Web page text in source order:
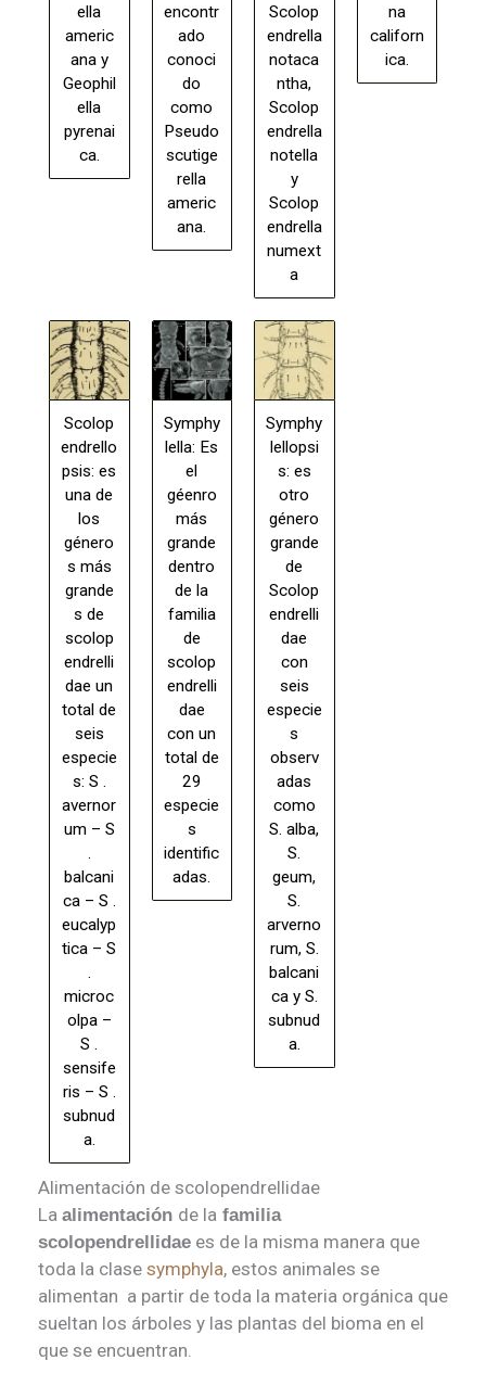
ella
americ
ana y
Geophil
ella
pyrenai
ca.
encontr
ado
conoci
do
como
Pseudo
scutige
rella
americ
ana.
Scolop
endrella
notaca
ntha,
Scolop
endrella
notella
y
Scolop
endrella
numext
a
na
californ
ica.
Scolop
endrello
psis: es
una de
los
género
s más
grande
s de
scolop
endrelli
dae un
total de
seis
especie
s: S .
avernor
um – S
.
balcani
ca – S .
eucalyp
tica – S
.
microc
olpa –
S .
sensife
ris – S .
subnud
a.
Symphy
lella: Es
el
géenro
más
grande
dentro
de la
familia
de
scolop
endrelli
dae
con un
total de
29
especie
s
identific
adas.
Symphy
lellopsi
s: es
otro
género
grande
de
Scolop
endrelli
dae
con
seis
especie
s
observ
adas
como
S. alba,
S.
geum,
S.
arverno
rum, S.
balcani
ca y S.
subnud
a.
Alimentación de scolopendrellidae
La alimentación de la familia
scolopendrellidae es de la misma manera que
toda la clase symphyla, estos animales se
alimentan a partir de toda la materia orgánica que
sueltan los árboles y las plantas del bioma en el
que se encuentran.